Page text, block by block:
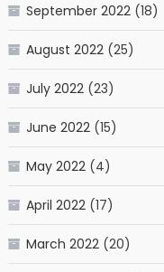
September 2022(18)
August 2022(25)
July 2022(23)
June 2022(15)
May 2022(4)
April 2022(17)
March 2022(20)